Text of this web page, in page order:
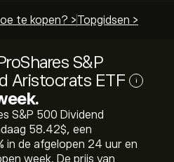
te kopen? >Topgidsen >
S&P
Aristocrats ETF
i
S&P 500 Dividend
58.42‎$‎, een
in de afgelopen 24 uur en
week. De prijs van